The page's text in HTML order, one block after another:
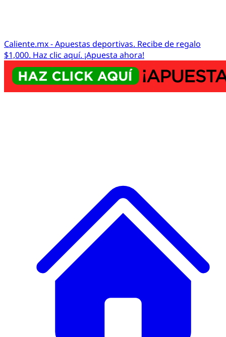
Caliente.mx - Apuestas deportivas. Recibe de regalo
$1,000. Haz clic aquí. ¡Apuesta ahora!